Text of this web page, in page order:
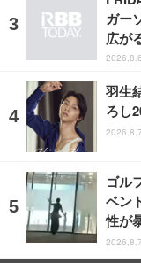
ガー
広が
羽生
ろし
ゴル
ベン
性が